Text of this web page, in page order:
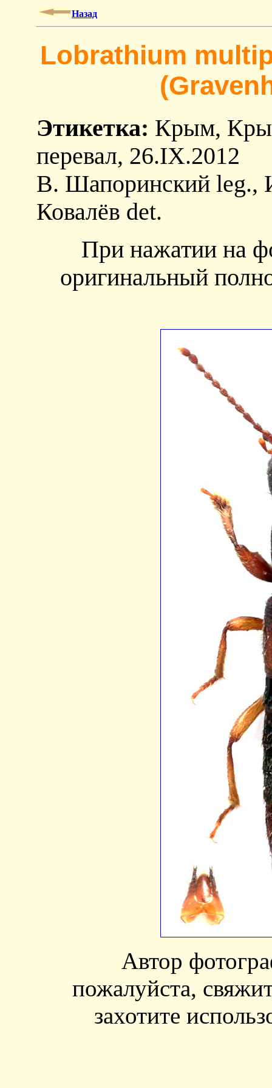
Назад
Lobrathium
Этикетка: Крым,
перевал, 26.IX.2012
В. Шапоринский leg.,
Ковалёв det.
При нажатии на
оригинальный
Автор
пожалуйста,
захотите